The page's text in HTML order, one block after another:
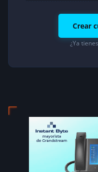
Crear
¿Ya